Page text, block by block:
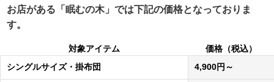
お店がある「眠むの木」では下記の価格となっておりま
す。
対象アイテム
価格（税込）
シングルサイズ・掛布団
4,900 円～